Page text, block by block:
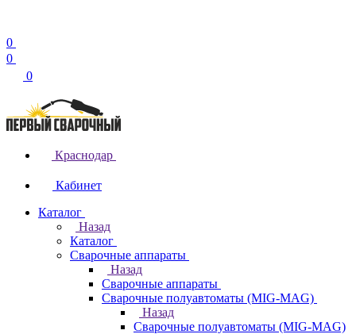
0
0
0
Краснодар
Кабинет
Каталог
Назад
Каталог
Сварочные аппараты
Назад
Сварочные аппараты
Сварочные полуавтоматы (MIG-MAG)
Назад
Сварочные полуавтоматы (MIG-MAG)